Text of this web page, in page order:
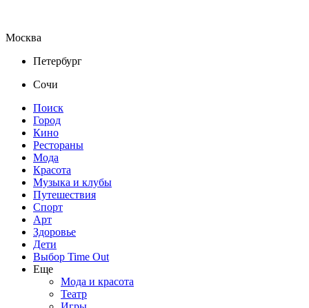
Москва
Петербург
Сочи
Поиск
Город
Кино
Рестораны
Мода
Красота
Музыка и клубы
Путешествия
Спорт
Арт
Здоровье
Дети
Выбор Time Out
Еще
Мода и красота
Театр